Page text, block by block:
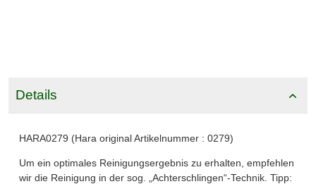
Details
HARA0279 (Hara original Artikelnummer : 0279)
Um ein optimales Reinigungsergebnis zu erhalten, empfehlen
wir die Reinigung in der sog. „Achterschlingen“-Technik. Tipp: